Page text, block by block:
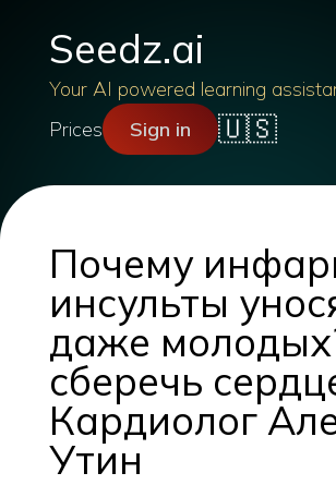
Seedz.ai
Your AI powered learning
Prices
Sign in 🇺🇸
Почему
инсульты
даже
сберечь
Кардиолог
Утин